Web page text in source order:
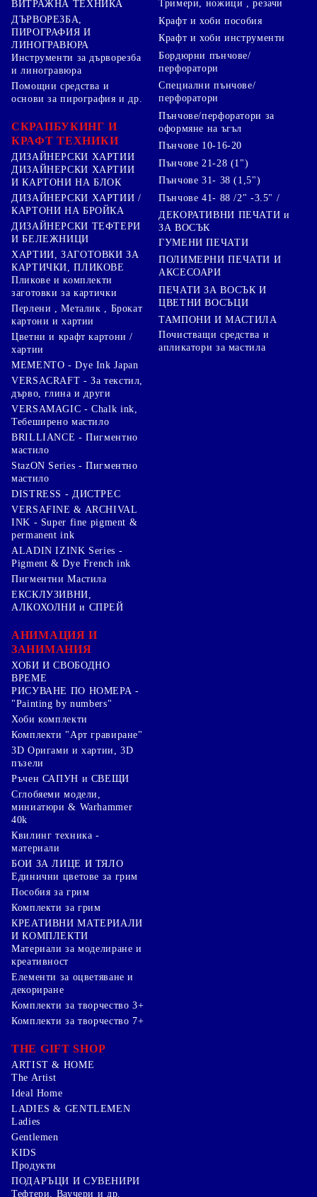
ВИТРАЖНА ТЕХНИКА
ДЪРВОРЕЗБА,
ПИРОГРАФИЯ И
ЛИНОГРАВЮРА
Инструменти за дърворезба
и линогравюра
Помощни средства и
основи за пирография и др.
СКРАПБУКИНГ И
КРАФТ ТЕХНИКИ
ДИЗАЙНЕРСКИ ХАРТИИ
ДИЗАЙНЕРСКИ ХАРТИИ
И КАРТОНИ НА БЛОК
ДИЗАЙНЕРСКИ ХАРТИИ /
КАРТОНИ НА БРОЙКА
ДИЗАЙНЕРСКИ ТЕФТЕРИ
И БЕЛЕЖНИЦИ
ХАРТИИ, ЗАГОТОВКИ ЗА
КАРТИЧКИ, ПЛИКОВЕ
Пликове и комплекти
заготовки за картички
Перлени , Металик , Брокат
картони и хартии
Цветни и крафт картони /
хартии
Тримери, ножици , резачи
Крафт и хоби пособия
Крафт и хоби инструменти
Бордюрни пънчове/
перфоратори
Специални пънчове/
перфоратори
Пънчове/перфоратори за
оформяне на ъгъл
Пънчове 10-16-20
Пънчове 21-28 (1")
Пънчове 31- 38 (1,5")
Пънчове 41- 88 /2" -3.5" /
ДЕКОРАТИВНИ ПЕЧАТИ и
ЗА ВОСЪК
ГУМЕНИ ПЕЧАТИ
ПОЛИМЕРНИ ПЕЧАТИ И
АКСЕСОАРИ
ПЕЧАТИ ЗА ВОСЪК И
ЦВЕТНИ ВОСЪЦИ
ТАМПОНИ И МАСТИЛА
Почистващи средства и
апликатори за мастила
MEMENTO - Dye Ink Japan
VERSACRAFT - За текстил,
дърво, глина и други
VERSAMAGIC - Chalk ink,
Тебеширено мастило
BRILLIANCE - Пигментно
мастило
StazON Series - Пигментно
мастило
DISTRESS - ДИСТРЕС
VERSAFINE & ARCHIVAL
INK - Super fine pigment &
permanent ink
ALADIN IZINK Series -
Pigment & Dye French ink
Пигментни Мастила
ЕКСКЛУЗИВНИ,
АЛКОХОЛНИ и СПРЕЙ
АНИМАЦИЯ И
ЗАНИМАНИЯ
ХОБИ И СВОБОДНО
ВРЕМЕ
РИСУВАНЕ ПО НОМЕРА -
"Painting by numbers"
Хоби комплекти
Комплекти "Арт гравиране"
3D Оригами и хартии, 3D
пъзели
Ръчен САПУН и СВЕЩИ
Сглобяеми модели,
миниатюри & Warhammer
40k
Квилинг техника -
материали
БОИ ЗА ЛИЦЕ И ТЯЛО
Единични цветове за грим
Пособия за грим
Комплекти за грим
КРЕАТИВНИ МАТЕРИАЛИ
И КОМПЛЕКТИ
Mатериали за моделиране и
креативност
Елементи за оцветяване и
декориране
Комплекти за творчество 3+
Комплекти за творчество 7+
THE GIFT SHOP
ARTIST & HOME
The Artist
Ideal Home
LADIES & GENTLEMEN
Ladies
Gentlemen
KIDS
Продукти
ПОДАРЪЦИ И СУВЕНИРИ
Тефтери, Ваучери и др.